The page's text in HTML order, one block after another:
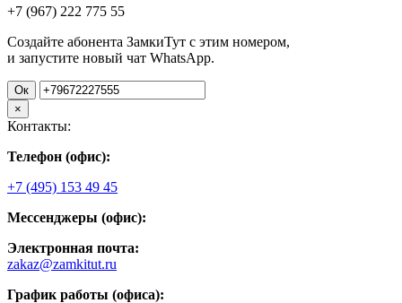
+7 (967) 222 775 55
Создайте абонента ЗамкиТут с этим номером,
и запустите новый чат WhatsApp.
Ок
×
Контакты:
Телефон (офис):
+7 (495) 153 49 45
Мессенджеры (офис):
Электронная почта:
zakaz@zamkitut.ru
График работы (офиса):